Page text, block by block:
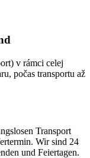
v rámci celej
počas transportu až
Transport
Wir sind 24
und Feiertagen.